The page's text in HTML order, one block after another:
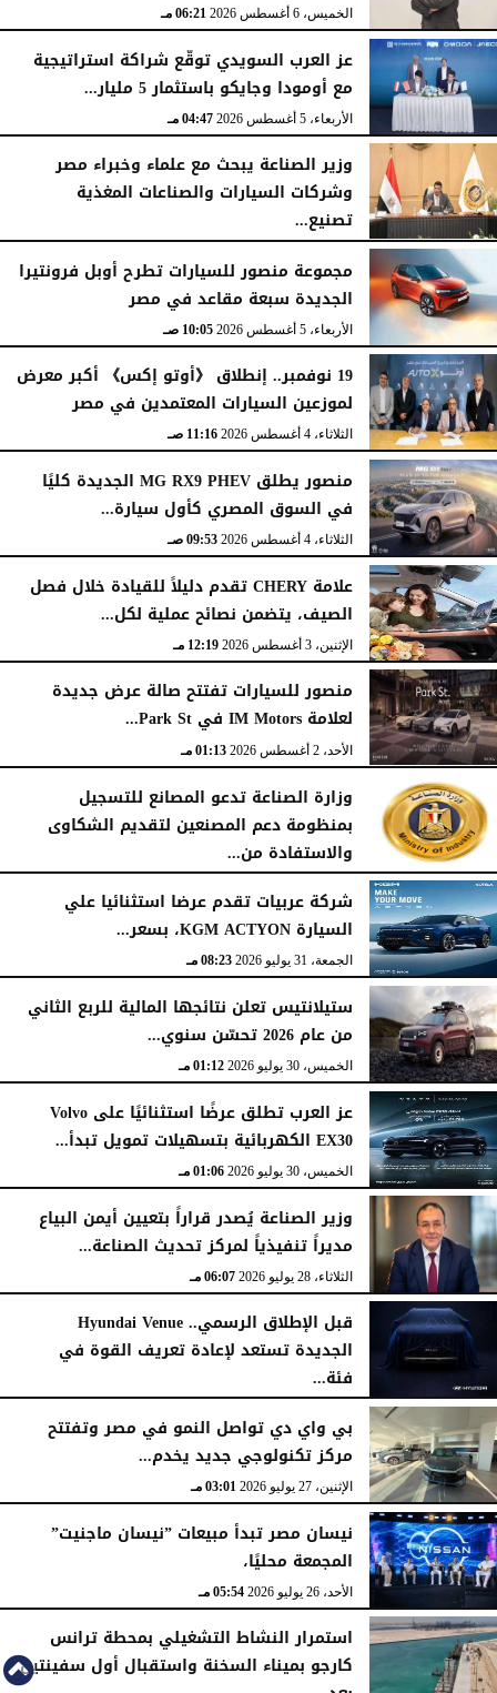
الخميس، 6 أغسطس 2026 06:21 مـ
عز العرب السويدي توقّع شراكة استراتيجية
مع أومودا وجايكو باستثمار 5 مليار...
الأربعاء، 5 أغسطس 2026 04:47 مـ
وزير الصناعة يبحث مع علماء وخبراء مصر
وشركات السيارات والصناعات المغذية
تصنيع...
الأربعاء، 5 أغسطس 2026
مجموعة منصور للسيارات تطرح أوبل فرونتيرا
الجديدة سبعة مقاعد في مصر
الأربعاء، 5 أغسطس 2026 10:05 صـ
19 نوفمبر.. إنطلاق 《أوتو إكس》 أكبر معرض
لموزعين السيارات المعتمدين في مصر
الثلاثاء، 4 أغسطس 2026 11:16 صـ
منصور يطلق MG RX9 PHEV الجديدة كليًا
في السوق المصري كأول سيارة...
الثلاثاء، 4 أغسطس 2026 09:53 صـ
علامة CHERY تقدم دليلاً للقيادة خلال فصل
الصيف، يتضمن نصائح عملية لكل...
الإثنين، 3 أغسطس 2026 12:19 مـ
منصور للسيارات تفتتح صالة عرض جديدة
لعلامة IM Motors في Park St...
الأحد، 2 أغسطس 2026 01:13 مـ
وزارة الصناعة تدعو المصانع للتسجيل
بمنظومة دعم المصنعين لتقديم الشكاوى
والاستفادة من...
السبت، 1 أغسطس 2026
شركة عربيات تقدم عرضا استثنائيا علي
السيارة KGM ACTYON، بسعر...
الجمعة، 31 يوليو 2026 08:23 مـ
ستيلانتيس تعلن نتائجها المالية للربع الثاني
من عام 2026 تحسّن سنوي...
الخميس، 30 يوليو 2026 01:12 مـ
عز العرب تطلق عرضًا استثنائيًا على Volvo
EX30 الكهربائية بتسهيلات تمويل تبدأ...
الخميس، 30 يوليو 2026 01:06 مـ
وزير الصناعة يُصدر قراراً بتعيين أيمن البياع
مديراً تنفيذياً لمركز تحديث الصناعة...
الثلاثاء، 28 يوليو 2026 06:07 مـ
قبل الإطلاق الرسمي.. Hyundai Venue
الجديدة تستعد لإعادة تعريف القوة في
فئة...
الثلاثاء، 28 يوليو 2026 12:28 مـ
بي واي دي تواصل النمو في مصر وتفتتح
مركز تكنولوجي جديد يخدم...
الإثنين، 27 يوليو 2026 03:01 مـ
نيسان مصر تبدأ مبيعات ”نيسان ماجنيت”
المجمعة محليًا،
الأحد، 26 يوليو 2026 05:54 مـ
استمرار النشاط التشغيلي بمحطة ترانس
كارجو بميناء السخنة واستقبال أول سفينتين